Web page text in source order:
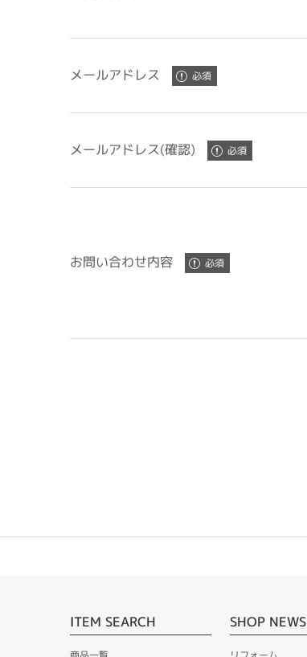
メールアドレス
メールアドレス(確認)
お問い合わせ内容
ITEM SEARCH SHOP NEWS